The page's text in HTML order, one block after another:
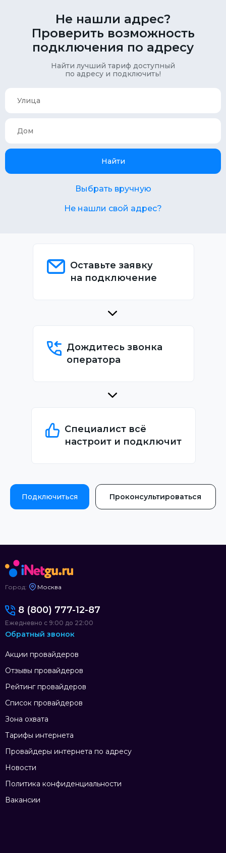
Не нашли адрес?
Проверить возможность
подключения по адресу
Найти лучший тариф доступный
по адресу и подключить!
Найти
Выбрать вручную
Не нашли свой адрес?
Оставьте заявку
на подключение
Дождитесь звонка
оператора
Специалист всё
настроит и подключит
Подключиться Проконсультироваться
Город: Москва
Акции провайдеров
Отзывы провайдеров
Рейтинг провайдеров
Список провайдеров
Зона охвата
Тарифы интернета
Провайдеры интернета по адресу
Новости
Политика конфиденциальности
Вакансии
8 (800) 777-12-87
Ежедневно с 9:00 до 22:00
Обратный звонок